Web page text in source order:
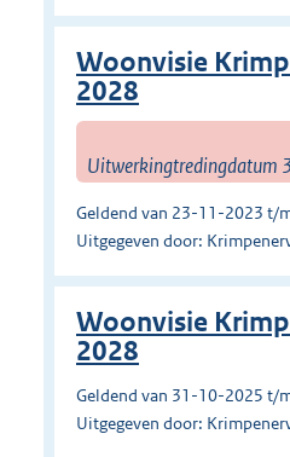
Woonvisie
2028
Geldend van 23-11-2023 t/
Uitgegeven door:
Woonvisie
2028
Geldend van 31-10-2025 t/
Uitgegeven door: